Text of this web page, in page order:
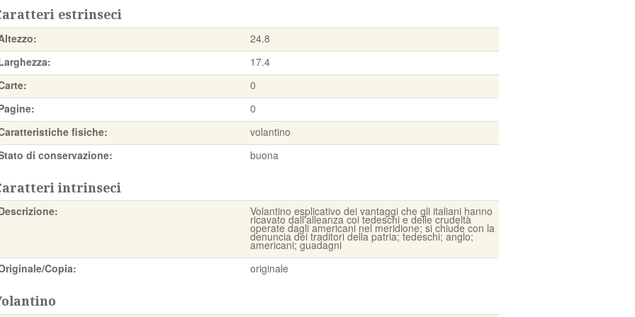
estrinseci
24.8
17.4
0
0
fisiche:
volantino
di conservazione:
buona
intrinseci
Volantino esplicativo dei vantaggi che gli italiani hanno
ricavato dall'alleanza coi tedeschi e delle crudeltà
operate dagli americani nel meridione; si chiude con la
denuncia dei traditori della patria; tedeschi; anglo;
americani; guadagni
Copia:
originale